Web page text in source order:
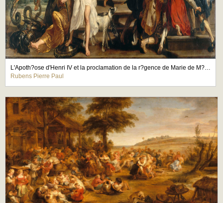
L'Apoth?ose d'Henri IV et la proclamation de la r?gence de Marie de M?dicis, le 14 mai 1610
Rubens Pierre Paul